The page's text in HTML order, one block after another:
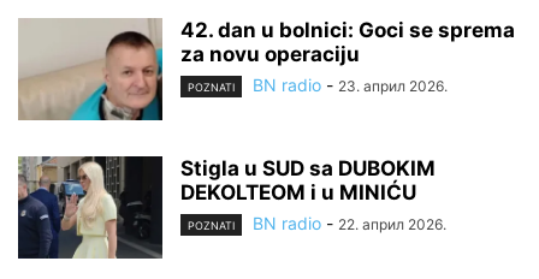
42. dan u bolnici: Goci se sprema
za novu operaciju
POZNATI BN radio - 23. април 2026.
Stigla u SUD sa DUBOKIM
DEKOLTEOM i u MINIĆU
POZNATI BN radio - 22. април 2026.